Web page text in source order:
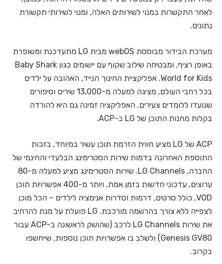
לאחר התקשרות במנוי לשירותים האלה, ומנוי לשירותי תקשורת
נתונים.
מערכת הבידור מבוססת webOS מבית LG מתעדכנת ומשופרת
באופן רציף, ומבטיחה שילוב שקוף עם יישומים כגון Baby Shark
World for Kids. אפליקציית החינוך הנייד, האהובה על ילדים
בכל רחבי העולם, מציגה למעלה מ-13,000 שירים וסיפורים
שנועדו ללומדים צעירים. האפליקציה זמינה גם היא להורדה
בקלות מחנות התוכן של LG ב-ACP.
ACP של LG מציע חווית הזרמת תוכן עשיר במיוחד, בזכות
התוספת האחרונה בדמות שירות הסטרימינג הבלעדי והחינמי של
החברה, LG Channels. שירות הסטרימינג מציע למעלה מ-80
ערוצים, עדכוני חדשות בזמן אמת, ויותר מ-400 אפשרויות תוכן
VOD, כולל סרטים, דרמות וסדרות אנימציה לילדים – הכל מוכן
לצפייה ללא צורך בהרשמה מורכבת. LG פועלת על מנת להרחיב
את שירות LG Channels לרכב (שהושק לראשונה ב-ACP עבור
Genesis GV80) ולשלב בו אפשרויות תוכן נוספות, שייחשפו
בקרוב.